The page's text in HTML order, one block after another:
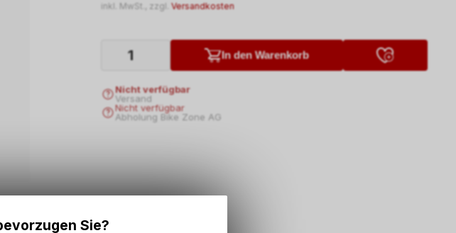
inkl. MwSt., zzgl. Versandkosten
In den Warenkorb
Nicht verfügbar
Versand
Nicht verfügbar
Abholung Bike Zone AG
Sie?